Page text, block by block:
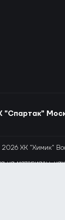
"Спартак"
ХК "Химик"
на материалы,